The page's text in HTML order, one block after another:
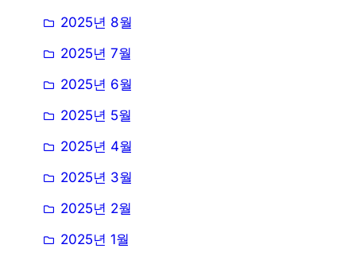
2025년 8월
2025년 7월
2025년 6월
2025년 5월
2025년 4월
2025년 3월
2025년 2월
2025년 1월